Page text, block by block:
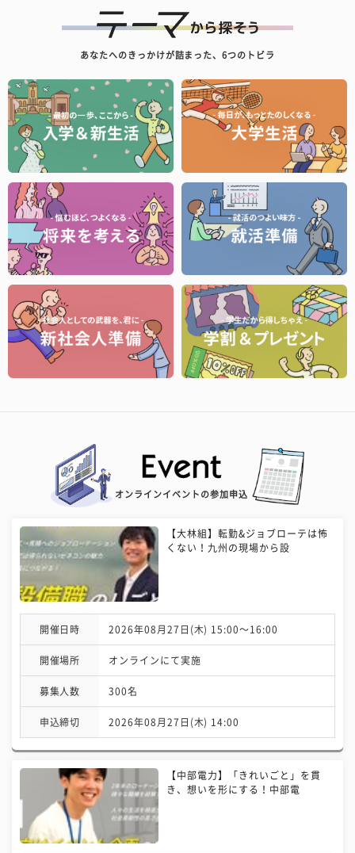
あなたへのきっかけが詰まった、6つのトビラ
オンラインイベントの参加申込
【大林組】転勤&ジョブローテは怖
くない！九州の現場から設
開催日時 2026年08月27日(木) 15:00〜16:00
開催場所 オンラインにて実施
募集人数 300名
申込締切 2026年08月27日(木) 14:00
【中部電力】「きれいごと」を貫
き、想いを形にする！中部電